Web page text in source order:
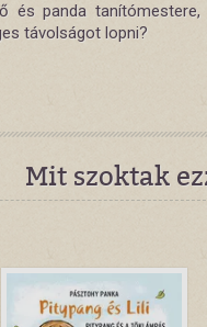
és panda
távolságot lopni?
Mit szoktak